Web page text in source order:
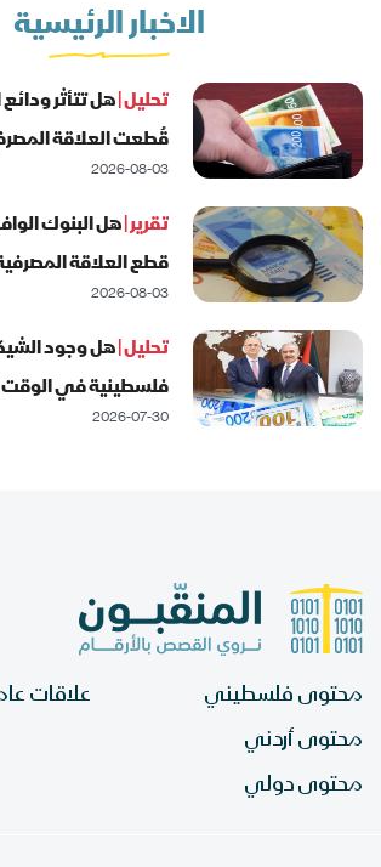
الاخبار الرئيسية
تحليل |هل تتأثر
قُطعت العلاقة
2026-08-03
تقرير |هل البنوك
قطع العلاقة
2026-08-03
تحليل |هل وجود
فلسطينية في الوقت
2026-07-30
محتوى فلسطيني
محتوى أردني
محتوى دولي
علاقات